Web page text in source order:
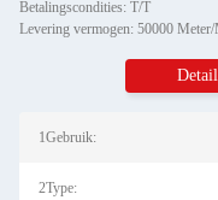
Betalingscondities: T/T
Levering vermogen: 50000
Detail
1Gebruik:
2Type: